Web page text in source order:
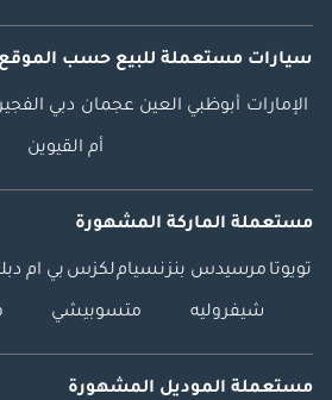
سيارات مستعملة للبيع حسب الموقع
الإمارات أبوظبي العين عجمان دبي
أم القيوين
مستعملة الماركة المشهورة
تويوتا مرسيدس بنزنسياملكزس بي ام
شيفروليه متسوبيشي
مستعملة الموديل المشهورة